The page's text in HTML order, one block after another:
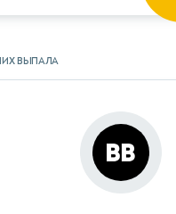
ВЫПАЛА